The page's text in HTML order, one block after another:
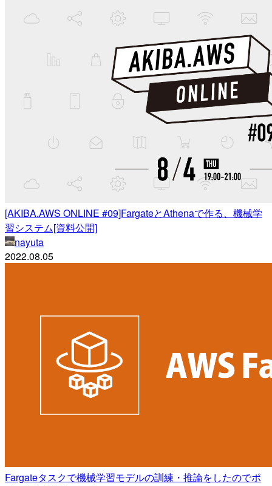
[AKIBA.AWS ONLINE #09]FargateとAthenaで作る、機械学
習システム[資料公開]
nayuta
2022.08.05
Fargateタスクで機械学習モデルの訓練・推論をしたのでポ